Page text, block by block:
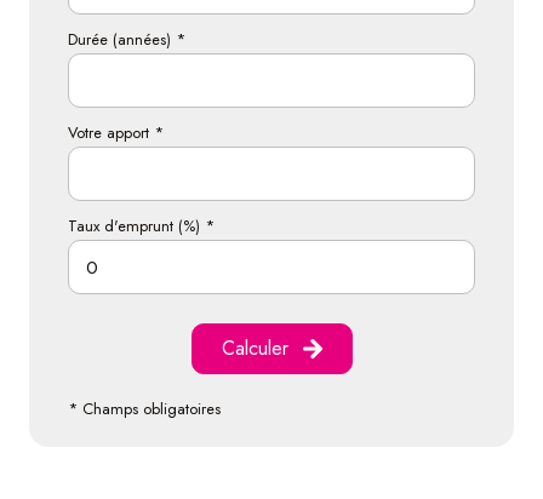
Durée (années) *
Votre apport *
Taux d'emprunt (%) *
Calculer
* Champs obligatoires